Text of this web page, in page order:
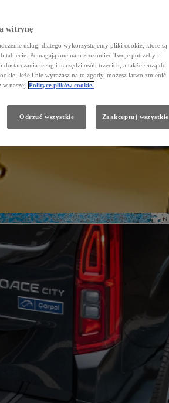
witrynę
usług, dlatego wykorzystujemy pliki cookie, które są
Pomagają one nam zrozumieć Twoje potrzeby i
usług i narzędzi osób trzecich, a także służą do
Jeżeli nie wyrażasz na to zgody, możesz łatwo zmienić
w naszej Polityce plików cookie.
Odrzuć wszystkie Zaakceptuj wszystkie